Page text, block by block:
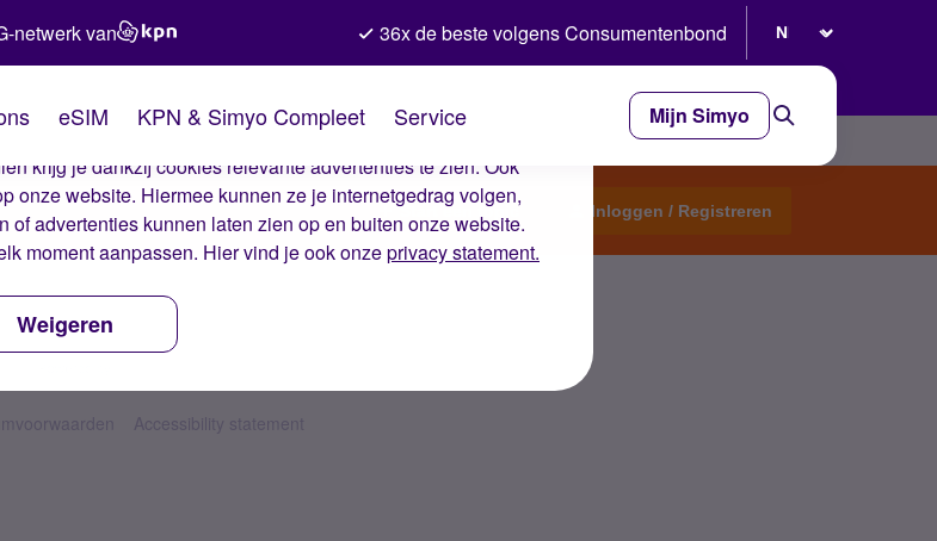
Met deze cookies zorgen wij ervoor dat je ervaring op de
krijg je dankzij cookies relevante advertenties te zien. Ook
onze website. Hiermee kunnen ze je internetgedrag volgen,
of advertenties kunnen laten zien op en buiten onze website.
moment aanpassen. Hier vind je ook onzeprivacy statement.
Weigeren
netwerk van 36x de beste volgens Consumentenbond
eSIM KPN & Simyo Compleet Service Mijn Simyo
Start een topic Inloggen / Registreren
Accessibility statement